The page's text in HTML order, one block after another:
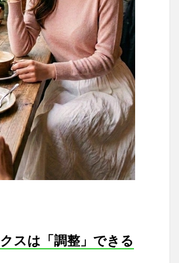
スは「調整」できる